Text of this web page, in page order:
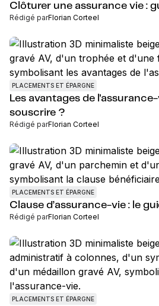
Clôturer une assurance vie :
Rédigé parFlorian Corteel
PLACEMENTS ET ÉPARGNE
Les avantages de
souscrire ?
Rédigé parFlorian Corteel
PLACEMENTS ET ÉPARGNE
Clause d’assurance-vie : le
Rédigé parFlorian Corteel
PLACEMENTS ET ÉPARGNE